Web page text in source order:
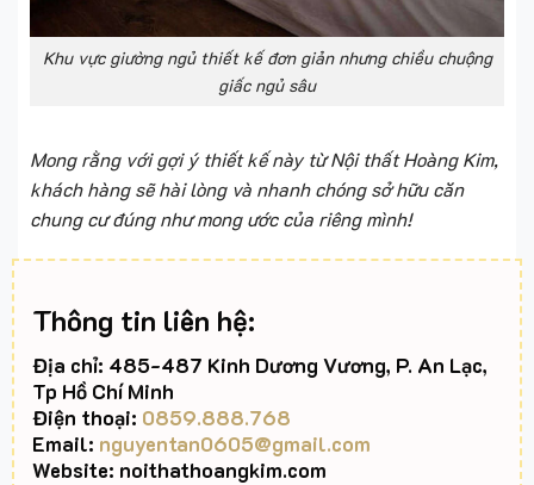
Khu vực giường ngủ thiết kế đơn giản nhưng chiều chuộng
giấc ngủ sâu
Mong rằng với gợi ý thiết kế này từ Nội thất Hoàng Kim,
khách hàng sẽ hài lòng và nhanh chóng sở hữu căn
chung cư đúng như mong ước của riêng mình!
Thông tin liên hệ:
Địa chỉ: 485-487 Kinh Dương Vương, P. An Lạc,
Tp Hồ Chí Minh
Điện thoại: 0859.888.768
Email: nguyentan0605@gmail.com
Website: noithathoangkim.com